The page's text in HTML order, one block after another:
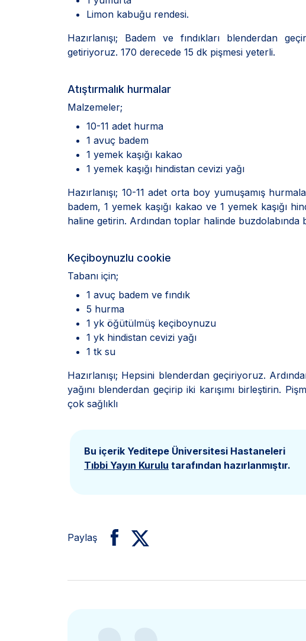
Limon kabuğu rendesi.
Hazırlanışı; Badem ve fındıkları blenderdan
getiriyoruz. 170 derecede 15 dk pişmesi yeterli.
Atıştırmalık hurmalar
Malzemeler;
10-11 adet hurma
1 avuç badem
1 yemek kaşığı kakao
1 yemek kaşığı hindistan cevizi yağı
Hazırlanışı; 10-11 adet orta boy yumuşamış
badem, 1 yemek kaşığı kakao ve 1 yemek kaşığı
haline getirin. Ardından toplar halinde buzdolabında
Keçiboynuzlu cookie
Tabanı için;
1 avuç badem ve fındık
5 hurma
1 yk öğütülmüş keçiboynuzu
1 yk hindistan cevizi yağı
1 tk su
Hazırlanışı; Hepsini blenderdan geçiriyoruz.
yağını blenderdan geçirip iki karışımı birleştirin.
çok sağlıklı
Bu içerik Yeditepe Üniversitesi Hastaneleri
Tıbbi Yayın Kurulu tarafından hazırlanmıştır.
Paylaş